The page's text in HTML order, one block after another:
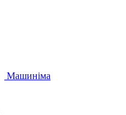
Машиніма